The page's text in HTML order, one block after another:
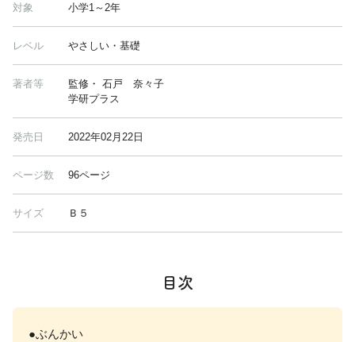
対象 小学1～2年
レベル やさしい・基礎
著者等
監修・ 石戸 奈々子
学研プラス
発売日 2022年02月22日
ページ数 96ページ
サイズ Ｂ５
目次
●ぶんかい